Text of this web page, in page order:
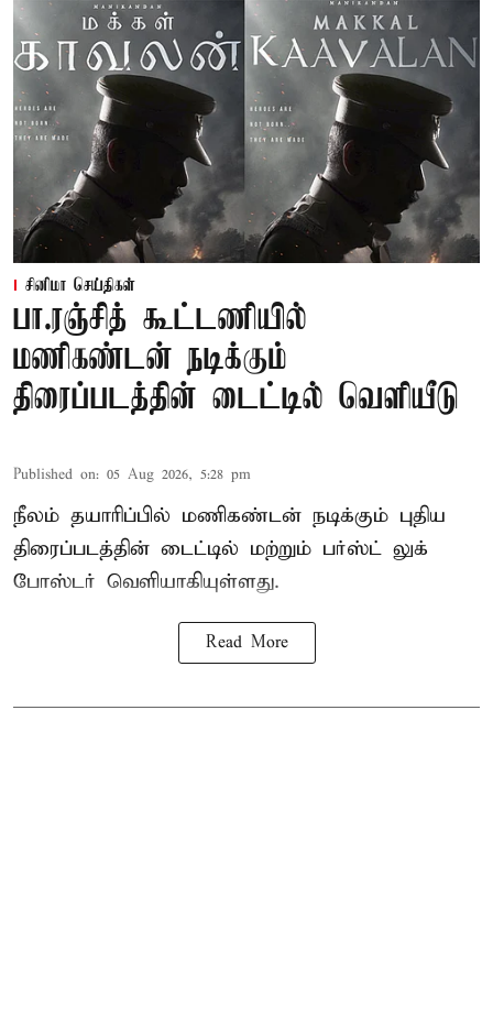
சினிமா செய்திகள்
பா.ரஞ்சித் கூட்டணியில்
மணிகண்டன் நடிக்கும்
திரைப்படத்தின் டைட்டில் வெளியீடு
Published on: 05 Aug 2026, 5:28 pm
நீலம் தயாரிப்பில் மணிகண்டன் நடிக்கும் புதிய
திரைப்படத்தின் டைட்டில் மற்றும் பர்ஸ்ட் லுக்
போஸ்டர் வெளியாகியுள்ளது.
Read More